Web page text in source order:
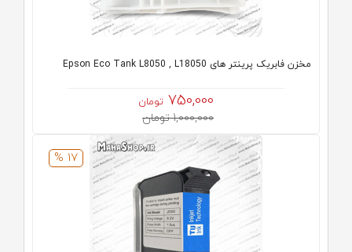
مخزن فابریک پرینتر های Epson Eco Tank L8050 , L18050
750,000 تومان
1,000,000 تومان
17 %